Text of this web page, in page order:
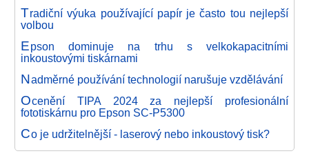
Tradiční výuka používající papír je často tou nejlepší
volbou
Epson dominuje na trhu s velkokapacitními
inkoustovými tiskárnami
Nadměrné používání technologií narušuje vzdělávání
Ocenění TIPA 2024 za nejlepší profesionální
fototiskárnu pro Epson SC-P5300
Co je udržitelnější - laserový nebo inkoustový tisk?